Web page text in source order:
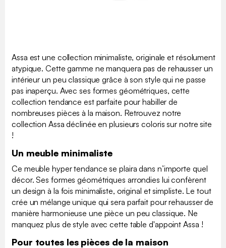
Assa est une collection minimaliste, originale et résolument
atypique. Cette gamme ne manquera pas de rehausser un
intérieur un peu classique grâce à son style qui ne passe
pas inaperçu. Avec ses formes géométriques, cette
collection tendance est parfaite pour habiller de
nombreuses pièces à la maison. Retrouvez notre
collection Assa déclinée en plusieurs coloris sur notre site
!
Un meuble minimaliste
Ce meuble hyper tendance se plaira dans n’importe quel
décor. Ses formes géométriques arrondies lui confèrent
un design à la fois minimaliste, original et simpliste. Le tout
crée un mélange unique qui sera parfait pour rehausser de
manière harmonieuse une pièce un peu classique. Ne
manquez plus de style avec cette table d'appoint Assa !
Pour toutes les pièces de la maison